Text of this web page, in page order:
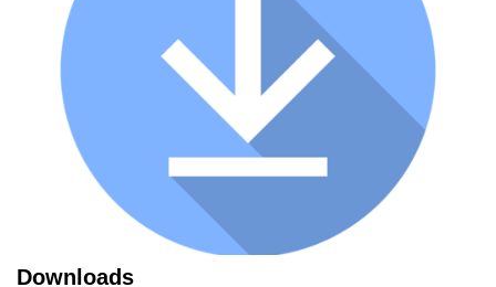
Downloads